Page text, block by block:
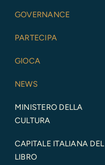
GOVERNANCE
PARTECIPA
GIOCA
NEWS
MINISTERO DELLA
CULTURA
CAPITALE ITALIANA DEL
LIBRO